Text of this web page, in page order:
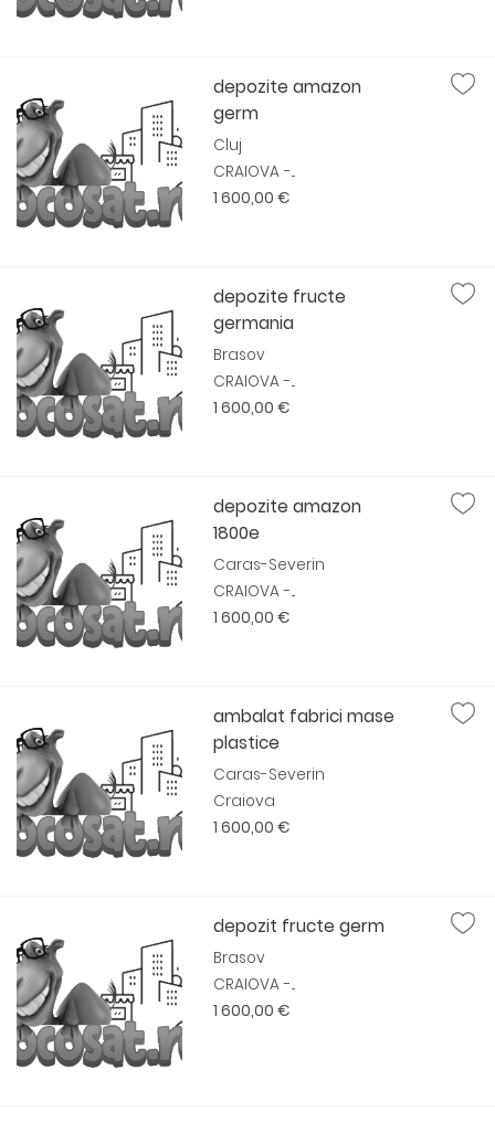
depozite amazon
germ
Cluj
CRAIOVA -...
1 600,00 €
depozite fructe
germania
Brasov
CRAIOVA -...
1 600,00 €
depozite amazon
1800e
Caras-Severin
CRAIOVA -...
1 600,00 €
ambalat fabrici mase
plastice
Caras-Severin
Craiova
1 600,00 €
depozit fructe germ
Brasov
CRAIOVA -...
1 600,00 €